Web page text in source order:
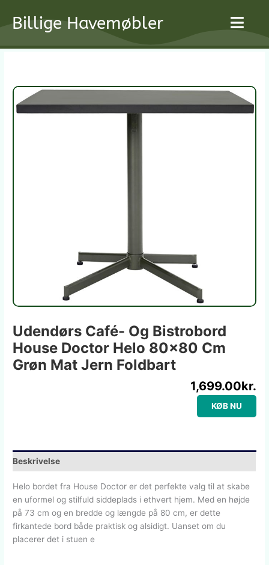
Billige Havemøbler
Udendørs Café- Og Bistrobord
House Doctor Helo 80×80 Cm
Grøn Mat Jern Foldbart
1,699.00kr.
KØB NU
Beskrivelse
Helo bordet fra House Doctor er det perfekte valg til at skabe
en uformel og stilfuld siddeplads i ethvert hjem. Med en højde
på 73 cm og en bredde og længde på 80 cm, er dette
firkantede bord både praktisk og alsidigt. Uanset om du
placerer det i stuen e